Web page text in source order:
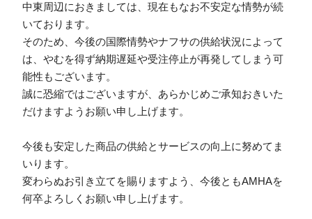
中東周辺におきましては、現在もなお不安定な情勢が続
いております。
そのため、今後の国際情勢やナフサの供給状況によって
は、やむを得ず納期遅延や受注停止が再発してしまう可
能性もございます。
誠に恐縮ではございますが、あらかじめご承知おきいた
だけますようお願い申し上げます。
今後も安定した商品の供給とサービスの向上に努めてま
いります。
変わらぬお引き立てを賜りますよう、今後ともAMHAを
何卒よろしくお願い申し上げます。